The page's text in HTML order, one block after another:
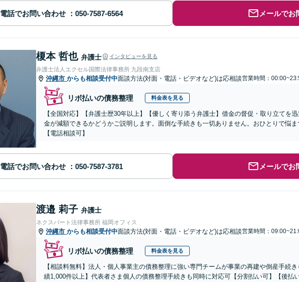
電話でお問い合わせ メールでお
榎本 哲也 弁護士 インタビューを見る
弁護士法人エクセル国際法律事務所 九段南支店
沖縄市 からも相談受付中面談方法(対面・電話・ビデオなど)は応相談営業時間：
リボ払いの債務整理 料金表を見る
【全国対応】【弁護士歴30年以上】【優しく寄り添う弁護士】借金の督促・取り立てを
金が減額できるかどうかご説明します。面倒な手続きも一切ありません。おひとりで悩ま
【電話相談可】
電話でお問い合わせ メールでお
渡邉 莉子 弁護士
ネクスパート法律事務所 福岡オフィス
沖縄市 からも相談受付中面談方法(対面・電話・ビデオなど)は応相談営業時間：
リボ払いの債務整理 料金表を見る
【相談料無料】法人・個人事業主の債務整理に強い専門チームが事業の再建や倒産手続
績1,000件以上】代表者さま個人の債務整理手続きも同時に対応可【分割払い可】【後払